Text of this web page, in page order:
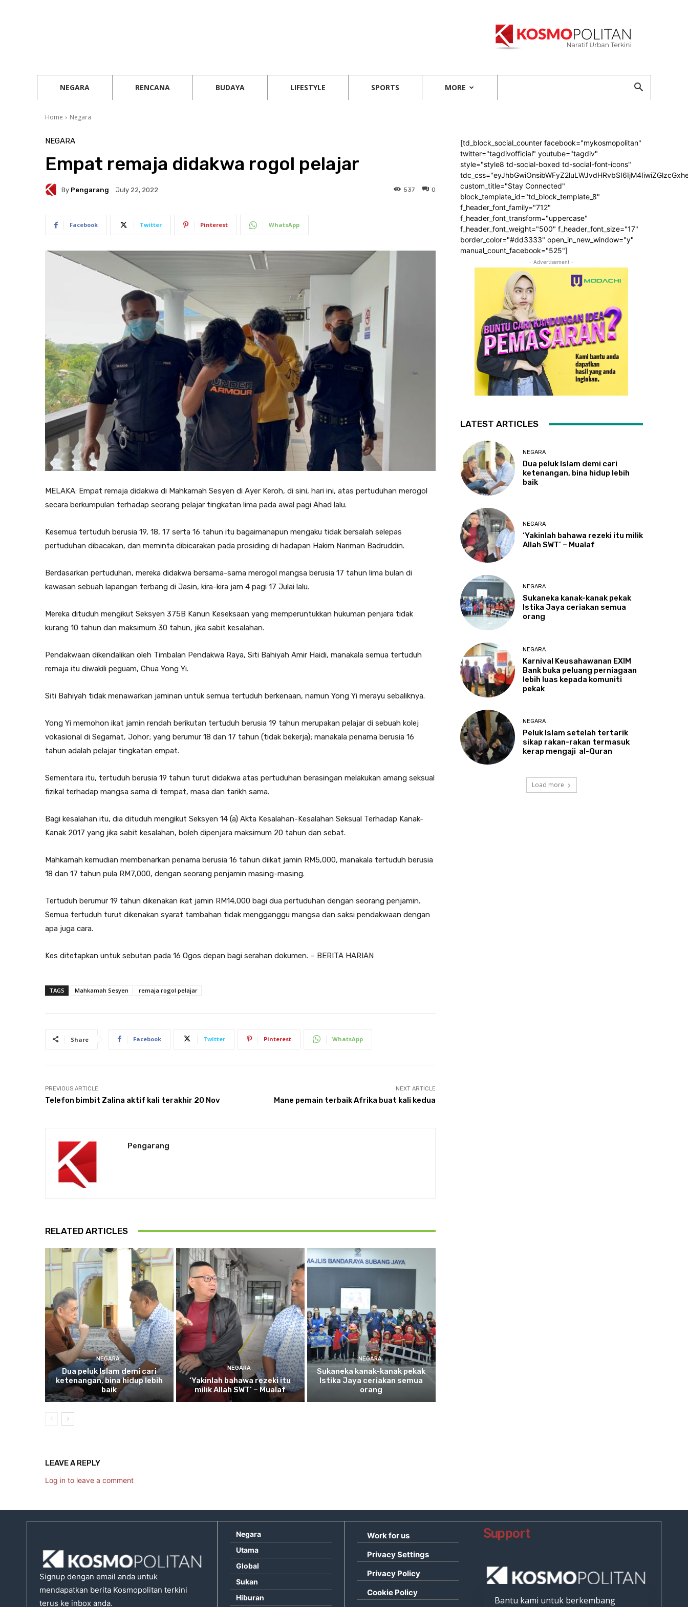
NEGARA RENCANA BUDAYA LIFESTYLE SPORTS MORE
Home Negara
NEGARA
Empat remaja didakwa rogol pelajar
By Pengarang July 22, 2022 0
537
Facebook Twitter Pinterest WhatsApp
MELAKA: Empat remaja didakwa di Mahkamah Sesyen di Ayer Keroh, di sini, hari ini, atas pertuduhan merogol
secara berkumpulan terhadap seorang pelajar tingkatan lima pada awal pagi Ahad lalu.
Kesemua tertuduh berusia 19, 18, 17 serta 16 tahun itu bagaimanapun mengaku tidak bersalah selepas
pertuduhan dibacakan, dan meminta dibicarakan pada prosiding di hadapan Hakim Nariman Badruddin.
Berdasarkan pertuduhan, mereka didakwa bersama-sama merogol mangsa berusia 17 tahun lima bulan di
kawasan sebuah lapangan terbang di Jasin, kira-kira jam 4 pagi 17 Julai lalu.
Mereka dituduh mengikut Seksyen 375B Kanun Keseksaan yang memperuntukkan hukuman penjara tidak
kurang 10 tahun dan maksimum 30 tahun, jika sabit kesalahan.
Pendakwaan dikendalikan oleh Timbalan Pendakwa Raya, Siti Bahiyah Amir Haidi, manakala semua tertuduh
remaja itu diwakili peguam, Chua Yong Yi.
Siti Bahiyah tidak menawarkan jaminan untuk semua tertuduh berkenaan, namun Yong Yi merayu sebaliknya.
Yong Yi memohon ikat jamin rendah berikutan tertuduh berusia 19 tahun merupakan pelajar di sebuah kolej
vokasional di Segamat, Johor; yang berumur 18 dan 17 tahun (tidak bekerja); manakala penama berusia 16
tahun adalah pelajar tingkatan empat.
Sementara itu, tertuduh berusia 19 tahun turut didakwa atas pertuduhan berasingan melakukan amang seksual
fizikal terhadap mangsa sama di tempat, masa dan tarikh sama.
Bagi kesalahan itu, dia dituduh mengikut Seksyen 14 (a) Akta Kesalahan-Kesalahan Seksual Terhadap Kanak-
Kanak 2017 yang jika sabit kesalahan, boleh dipenjara maksimum 20 tahun dan sebat.
Mahkamah kemudian membenarkan penama berusia 16 tahun diikat jamin RM5,000, manakala tertuduh berusia
18 dan 17 tahun pula RM7,000, dengan seorang penjamin masing-masing.
Tertuduh berumur 19 tahun dikenakan ikat jamin RM14,000 bagi dua pertuduhan dengan seorang penjamin.
Semua tertuduh turut dikenakan syarat tambahan tidak mengganggu mangsa dan saksi pendakwaan dengan
apa juga cara.
Kes ditetapkan untuk sebutan pada 16 Ogos depan bagi serahan dokumen. – BERITA HARIAN
TAGS Mahkamah Sesyen remaja rogol pelajar
Share Facebook Twitter Pinterest WhatsApp
PREVIOUS ARTICLE
Telefon bimbit Zalina aktif kali terakhir 20 Nov
NEXT ARTICLE
Mane pemain terbaik Afrika buat kali kedua
Pengarang
RELATED ARTICLES
NEGARA
Duapeluk Islam demi cari
ketenangan, bina hidup lebih
baik
NEGARA
‘Yakinlah bahawa rezeki itu
milik Allah SWT’ – Mualaf
NEGARA
Sukaneka kanak-kanak pekak
Istika Jaya ceriakan semua
orang
LEAVE A REPLY
Log in to leave a comment
[td_block_social_counter facebook="mykosmopolitan"
twitter="tagdivofficial" youtube="tagdiv"
style="style8 td-social-boxed td-social-font-icons"
custom_title="Stay Connected"
block_template_id="td_block_template_8"
f_header_font_family="712"
f_header_font_transform="uppercase"
f_header_font_weight="500" f_header_font_size="17"
border_color="#dd3333" open_in_new_window="y"
manual_count_facebook="525"]
- Advertisement -
LATEST ARTICLES
NEGARA
Dua peluk Islam demi cari
ketenangan, bina hidup lebih
baik
NEGARA
‘Yakinlah bahawa rezeki itu milik
Allah SWT’ – Mualaf
NEGARA
Sukaneka kanak-kanak pekak
Istika Jaya ceriakan semua
orang
NEGARA
Karnival Keusahawanan EXIM
Bank buka peluang perniagaan
lebih luas kepada komuniti
pekak
NEGARA
PelukIslam setelah tertarik
sikap rakan-rakan termasuk
kerap mengaji al-Quran
Load more
Signup dengan email anda untuk
mendapatkan berita Kosmopolitan terkini
terus ke inbox anda.
Negara
Utama
Global
Sukan
Hiburan
Work for us
Privacy Settings
Privacy Policy
Cookie Policy
Support
Bantu kami untuk berkembang